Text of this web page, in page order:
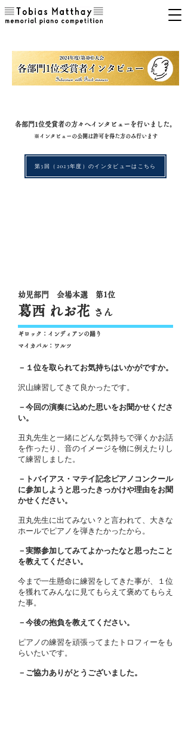
各部門1位受賞者の方々へインタビューを行いました。
※インタビューの公開は許可を得た方のみ行います
第3回（2023年度）のインタビューはこちら
幼児部門 会場本選 第1位
葛西 れお花 さん
ギロック：インディアンの踊り
マイカパル：ワルツ
－１位を取られてお気持ちはいかがですか。
沢山練習してきて良かったです。
－今回の演奏に込めた思いをお聞かせくださ
い。
丑丸先生と一緒にどんな気持ちで弾くかお話
を作ったり、音のイメージを物に例えたりし
て練習しました。
－トバイアス・マテイ記念ピアノコンクール
に参加しようと思ったきっかけや理由をお聞
かせください。
丑丸先生に出てみない？と言われて、大きな
ホールでピアノを弾きたかったから。
－実際参加してみてよかったなと思ったこと
を教えてください。
今まで一生懸命に練習をしてきた事が、１位
を獲れてみんなに見てもらえて褒めてもらえ
た事。
－今後の抱負を教えてください。
ピアノの練習を頑張ってまたトロフィーをも
らいたいです。
－ご協力ありがとうございました。